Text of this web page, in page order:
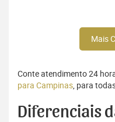
Mais
Conte atendimento 24
para Campinas, para
Diferenciais